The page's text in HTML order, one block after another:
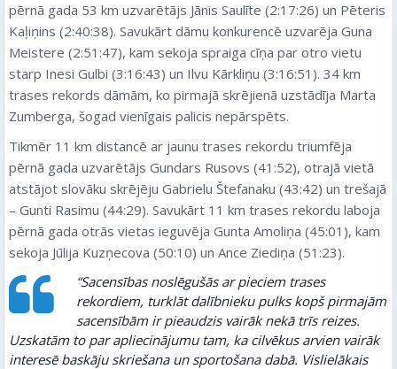
pērnā gada 53 km uzvarētājs Jānis Saulīte (2:17:26) un Pēteris
Kaļiņins (2:40:38). Savukārt dāmu konkurencē uzvarēja Guna
Meistere (2:51:47), kam sekoja spraiga cīņa par otro vietu
starp Inesi Gulbi (3:16:43) un Ilvu Kārkliņu (3:16:51). 34 km
trases rekords dāmām, ko pirmajā skrējienā uzstādīja Marta
Zumberga, šogad vienīgais palicis nepārspēts.
Tikmēr 11 km distancē ar jaunu trases rekordu triumfēja
pērnā gada uzvarētājs Gundars Rusovs (41:52), otrajā vietā
atstājot slovāku skrējēju Gabrielu Štefanaku (43:42) un trešajā
– Gunti Rasimu (44:29). Savukārt 11 km trases rekordu laboja
pērnā gada otrās vietas ieguvēja Gunta Amoliņa (45:01), kam
sekoja Jūlija Kuzņecova (50:10) un Ance Ziediņa (51:23).
“Sacensības noslēgušās ar pieciem trases
rekordiem, turklāt dalībnieku pulks kopš pirmajām
sacensībām ir pieaudzis vairāk nekā trīs reizes.
Uzskatām to par apliecinājumu tam, ka cilvēkus arvien vairāk
interesē baskāju skriešana un sportošana dabā. Vislielākais